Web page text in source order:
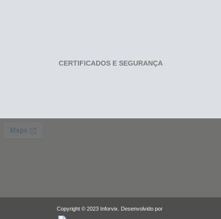
CERTIFICADOS E SEGURANÇA
Copyright © 2023 Inforvix. Desenvolvido por